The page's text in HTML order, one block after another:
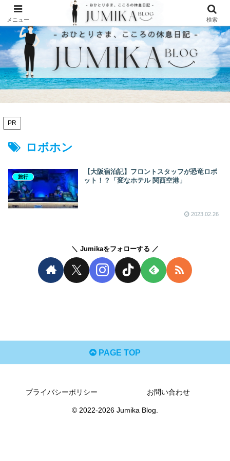
PR
ロボホン
旅行
【大阪宿泊記】フロントスタッフが恐竜ロボ
ット！？「変なホテル 関西空港」
2023.02.26
Jumikaをフォローする
PAGE TOP
プライバシーポリシー お問い合わせ
© 2022-2026 Jumika Blog.
メニュー 検索